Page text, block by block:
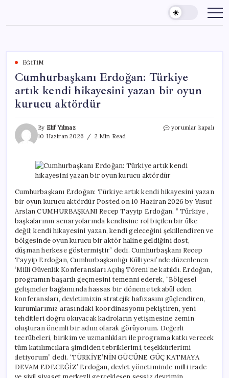
content
EĞITIM
Cumhurbaşkanı Erdoğan: Türkiye
artık kendi hikayesini yazan bir oyun
kurucu aktördür
By Elif Yılmaz
10 Haziran 2026
2 Min Read
Cumhurbaşkanı
kendi
hikayesini
oyun
kurucu
aktördür
için
yorumlar kapalı
Cumhurbaşkanı Erdoğan: Türkiye artık kendi hikayesini yazan
bir oyun kurucu aktördür Posted on 10 Haziran 2026 by Yusuf
Arslan CUMHURBAŞKANI Recep Tayyip Erdoğan, ” Türkiye ,
başkalarının senaryolarında kendisine rol biçilen bir ülke
değil; kendi hikayesini yazan, kendi geleceğini şekillendiren ve
bölgesinde oyun kurucu bir aktör haline geldiğini dost,
düşman herkese göstermiştir” dedi. Cumhurbaşkanı Recep
Tayyip Erdoğan, Cumhurbaşkanlığı Külliyesi’nde düzenlenen
‘Milli Güvenlik Konferansları Açılış Töreni’ne katıldı. Erdoğan,
programın başarılı geçmesini temenni ederek, “Bölgesel
gelişmeler bağlamında hassas bir döneme tekabül eden
konferansları, devletimizin stratejik hafızasını güçlendiren,
kurumlarımız arasındaki koordinasyonu pekiştiren, yeni
tehditleri doğru okuyacak kadroların yetişmesine zemin
oluşturan önemli bir adım olarak görüyorum. Değerli
tecrübeleri, birikim ve uzmanlıkları ile programa katkı verecek
tüm katılımcılara şimdiden tebriklerimi, teşekkürlerimi
iletiyorum” dedi. ‘TÜRKİYE’NİN GÜCÜNE GÜÇ KATMAYA
DEVAM EDECEĞİZ’ Erdoğan, devlet yönetiminde milli irade